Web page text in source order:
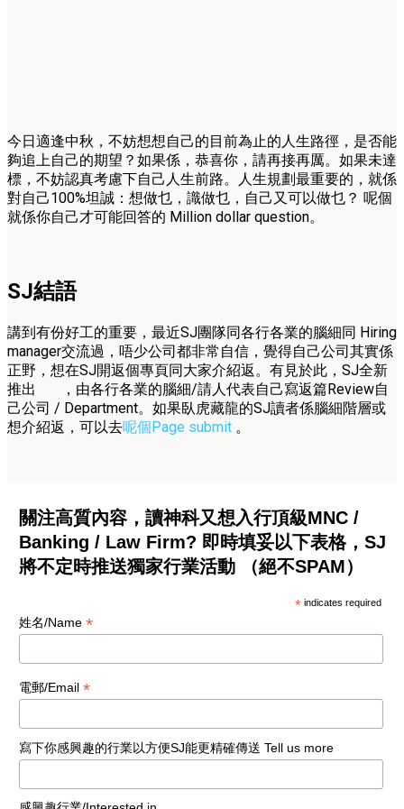
今日適逢中秋，不妨想想自己的目前為止的人生路徑，是否能
夠追上自己的期望？如果係，恭喜你，請再接再厲。如果未達
標，不妨認真考慮下自己人生前路。人生規劃最重要的，就係
對自己100%坦誠：想做乜，識做乜，自己又可以做乜？ 呢個
就係你自己才可能回答的 Million dollar question。
SJ結語
講到有份好工的重要，最近SJ團隊同各行各業的腦細同 Hiring
manager交流過，唔少公司都非常自信，覺得自己公司其實係
正野，想在SJ開返個專頁同大家介紹返。有見於此，SJ全新
推出 ，由各行各業的腦細/請人代表自己寫返篇Review自
己公司 / Department。如果臥虎藏龍的SJ讀者係腦細階層或
想介紹返，可以去呢個Page submit 。
關注高質內容，讀神科又想入行頂級MNC /
Banking / Law Firm? 即時填妥以下表格，SJ
將不定時推送獨家行業活動 （絕不SPAM）
* indicates required
姓名/Name *
電郵/Email *
寫下你感興趣的行業以方便SJ能更精確傳送 Tell us more